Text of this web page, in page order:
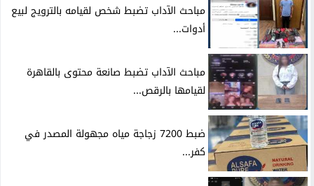
مباحث الآداب تضبط شخص لقيامه بالترويج لبيع
أدوات...
مباحث الآداب تضبط صانعة محتوى بالقاهرة
لقيامها بالرقص...
ضبط 7200 زجاجة مياه مجهولة المصدر في
كفر...